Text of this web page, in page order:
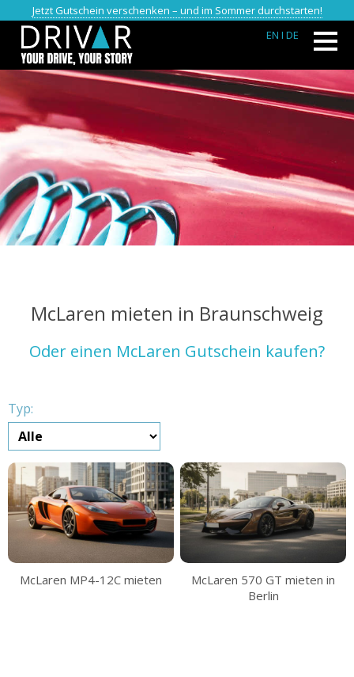
Jetzt Gutschein verschenken – und im Sommer durchstarten!
EN I DE
McLaren mieten in Braunschweig
Oder einen McLaren Gutschein kaufen?
Typ:
McLaren MP4-12C mieten
McLaren 570 GT mieten in
Berlin